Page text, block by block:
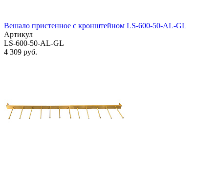
Вешало пристенное с кронштейном LS-600-50-AL-GL
Артикул
LS-600-50-AL-GL
4 309 руб.